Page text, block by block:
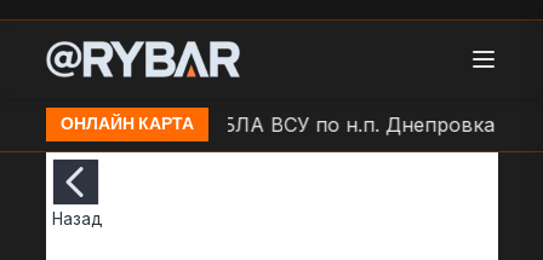
ОНЛАЙН КАРТАУдар БЛА ВСУ по н.п. Днепровка
Назад